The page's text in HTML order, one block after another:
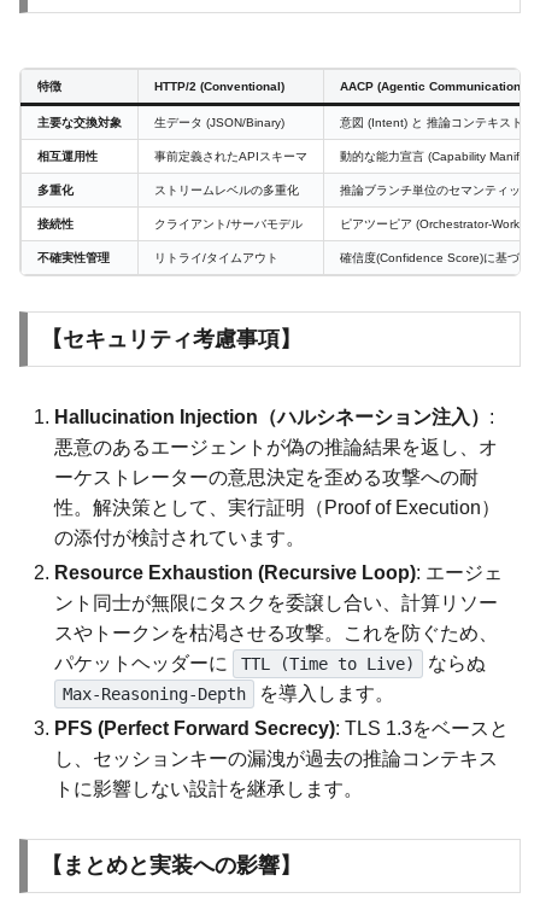
特徴 HTTP/2 (Conventional) AACP (Agentic Communications)
主要な交換対象 生データ (JSON/Binary) 意図 (Intent) と 推論コンテキスト
相互運用性 事前定義されたAPIスキーマ 動的な能力宣言 (Capability Manifest)
多重化 ストリームレベルの多重化 推論ブランチ単位のセマンティック
接続性 クライアント/サーバモデル ピアツーピア (Orchestrator-Worker)
不確実性管理 リトライ/タイムアウト 確信度(Confidence Score)に基づく
【セキュリティ考慮事項】
Hallucination Injection（ハルシネーション注入） :
悪意のあるエージェントが偽の推論結果を返し、オ
ーケストレーターの意思決定を歪める攻撃への耐
性。解決策として、実行証明（Proof of Execution）
の添付が検討されています。
Resource Exhaustion (Recursive Loop): エージェ
ント同士が無限にタスクを委譲し合い、計算リソー
スやトークンを枯渇させる攻撃。これを防ぐため、
パケットヘッダーに
TTL (Time to Live) ならぬ
Max-Reasoning-Depth
を導入します。
PFS (Perfect Forward Secrecy): TLS 1.3をベースと
し、セッションキーの漏洩が過去の推論コンテキス
トに影響しない設計を継承します。
【まとめと実装への影響】